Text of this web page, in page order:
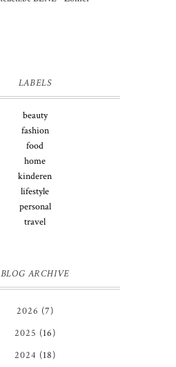
LABELS
beauty
fashion
food
home
kinderen
lifestyle
personal
travel
BLOG ARCHIVE
2026 (7)
2025 (16)
2024 (18)